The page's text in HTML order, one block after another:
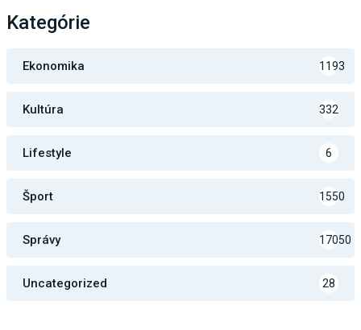
Kategórie
Ekonomika 1193
Kultúra 332
Lifestyle 6
Šport 1550
Správy 17050
Uncategorized 28